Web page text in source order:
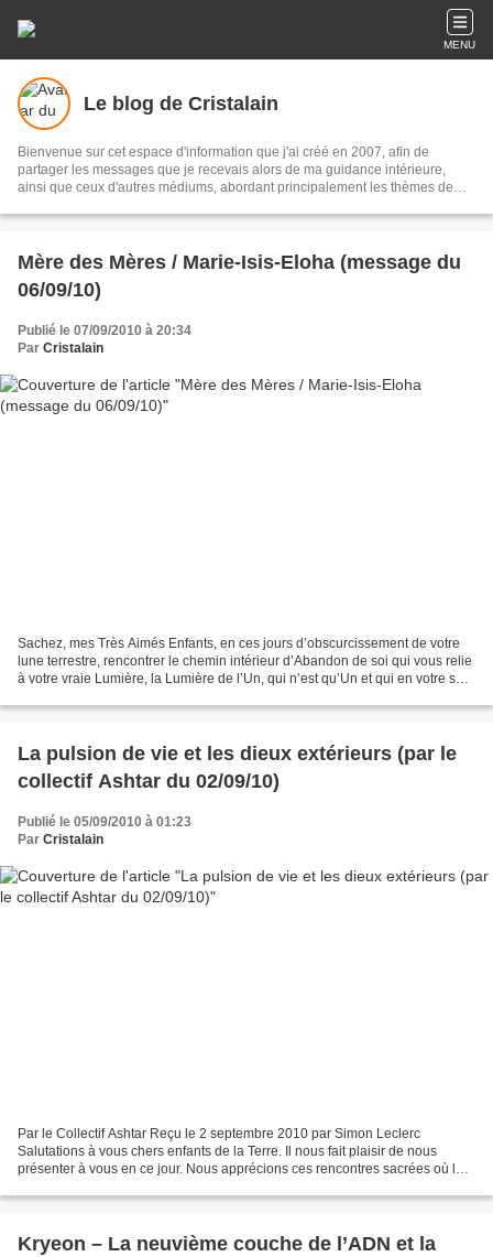
MENU
Le blog de Cristalain
Bienvenue sur cet espace d'information que j'ai créé en 2007, afin de
partager les messages que je recevais alors de ma guidance intérieure,
ainsi que ceux d'autres médiums, abordant principalement les thèmes de
influences à travers le temps sur notre humanité par des races
Mère des Mères / Marie-Isis-Eloha (message du
06/09/10)
Publié le 07/09/2010 à 20:34
Par Cristalain
Sachez, mes Très Aimés Enfants, en ces jours d’obscurcissement de votre
lune terrestre, rencontrer le chemin intérieur d’Abandon de soi qui vous relie
à votre vraie Lumière, la Lumière de l’Un, qui n’est qu’Un et qui en votre sein
La pulsion de vie et les dieux extérieurs (par le
collectif Ashtar du 02/09/10)
Publié le 05/09/2010 à 01:23
Par Cristalain
Par le Collectif Ashtar Reçu le 2 septembre 2010 par Simon Leclerc
Salutations à vous chers enfants de la Terre. Il nous fait plaisir de nous
présenter à vous en ce jour. Nous apprécions ces rencontres sacrées où les
Kryeon – La neuvième couche de l’ADN et la